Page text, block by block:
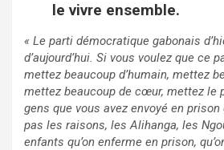
le vivre ensemble.
« Le parti démocratique gabonais
d’aujourd’hui. Si vous voulez que ce
mettez beaucoup d’humain, mettez
mettez beaucoup de cœur, mettez le
gens que vous avez envoyé en
pas les raisons, les Alihanga, les
enfants qu’on enferme en prison,